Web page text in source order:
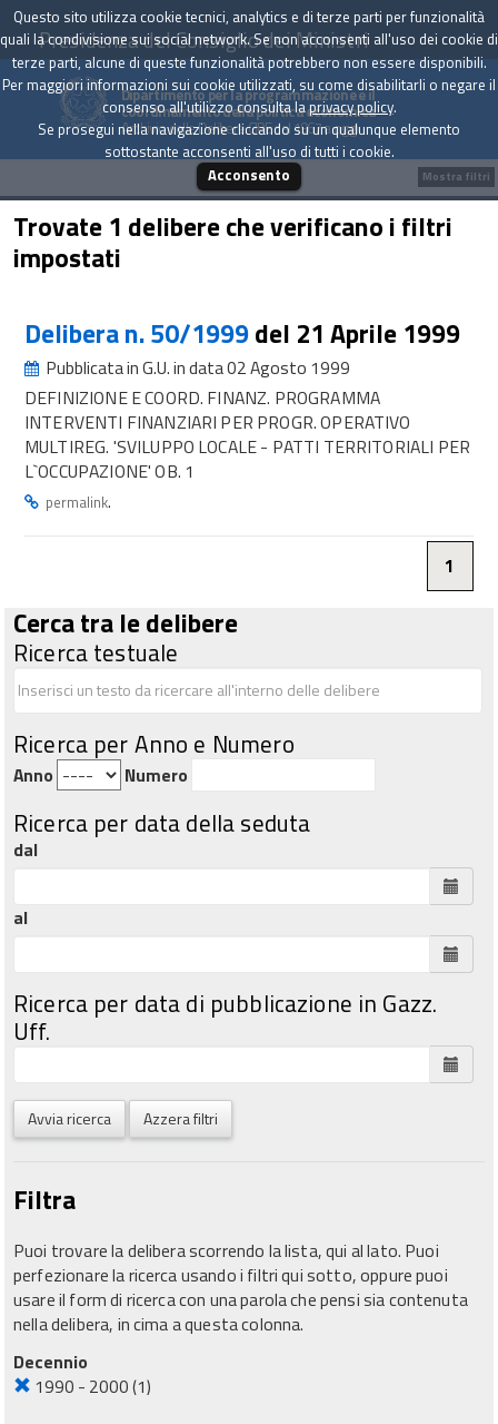
Presidenza del Consiglio dei Ministri
Dipartimento per la programmazione e il
coordinamento della politica economica
Archivio delle Delibere CIPE dal 1967 a oggi
Trovate 1 delibere che verificano i filtri
impostati
Delibera n. 50/1999del 21 Aprile 1999
Pubblicata in G.U. in data 02 Agosto 1999
DEFINIZIONE E COORD. FINANZ. PROGRAMMA
INTERVENTI FINANZIARI PER PROGR. OPERATIVO
MULTIREG. 'SVILUPPO LOCALE - PATTI TERRITORIALI PER
L`OCCUPAZIONE' OB. 1
permalink.
1
Cerca tra le delibere
Ricerca testuale
Ricerca per Anno e Numero
Anno Numero
Ricerca per data della seduta
dal
al
Ricerca per data di pubblicazione in Gazz.
Uff.
Avvia ricerca Azzera filtri
Filtra
Puoi trovare la delibera scorrendo la lista, qui al lato. Puoi
perfezionare la ricerca usando i filtri qui sotto, oppure puoi
usare il form di ricerca con una parola che pensi sia contenuta
nella delibera, in cima a questa colonna.
Decennio
1990 - 2000(1)
Mostra filtri
Questo sito utilizza cookie tecnici, analytics e di terze parti per funzionalità
quali la condivisione sui social network. Se non acconsenti all'uso dei cookie di
terze parti, alcune di queste funzionalità potrebbero non essere disponibili.
Per maggiori informazioni sui cookie utilizzati, su come disabilitarli o negare il
consenso all'utilizzo consulta laprivacy policy.
Se prosegui nella navigazione cliccando su un qualunque elemento
sottostante acconsenti all'uso di tutti i cookie.
Acconsento